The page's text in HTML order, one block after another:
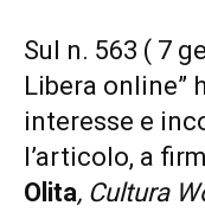
Sul n. 563 ( 7
Libera online”
interesse e
l’articolo, a
Olita, Cultura